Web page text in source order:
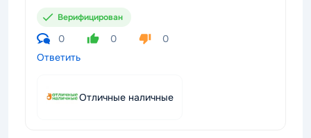
Верифицирован
0 0
0
Ответить
Отличные наличные